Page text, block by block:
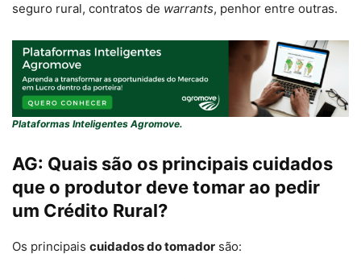
seguro rural, contratos de warrants, penhor entre outras.
Plataformas Inteligentes Agromove.
AG: Quais são os principais cuidados
que o produtor deve tomar ao pedir
um Crédito Rural?
Os principais cuidados do tomador são: